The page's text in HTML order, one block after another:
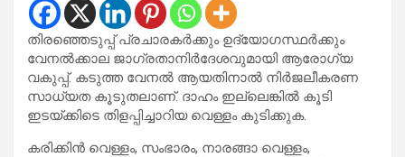
തിരഞ്ഞെടുപ്പ് പ്രചാരകർക്കും ഉദ്യോഗസ്ഥർക്കും
വേനൽക്കാല ജാഗ്രതാനിർദേശവുമായി ആരോഗ്യ
വകുപ്പ്. കടുത്ത വേനൽ ആയതിനാൽ നിർജലീകരണ
സാധ്യത കൂടുതലാണ്. ദാഹം ഇല്ലെങ്കിൽ കൂടി
ഇടയ്ക്കിടെ തിളപ്പിച്ചാറിയ വെള്ളം കുടിക്കുക.
കരിക്കിൻ വെള്ളം, സംഭാരം, നാരങ്ങാ വെള്ളം,